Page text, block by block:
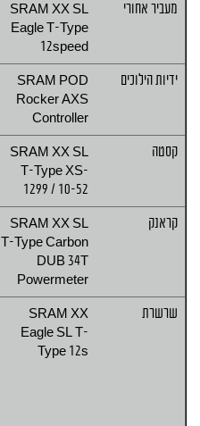
מעביר אחורי
SRAM XX SL
Eagle T-Type
12speed
ידיות הילוכים
SRAM POD
Rocker AXS
Controller
קסטה
SRAM XX SL
T-Type XS-
1299 / 10-52
קראנק
SRAM XX SL
T-Type Carbon
DUB 34T
Powermeter
שרשרת
SRAM XX
Eagle SL T-
Type 12s